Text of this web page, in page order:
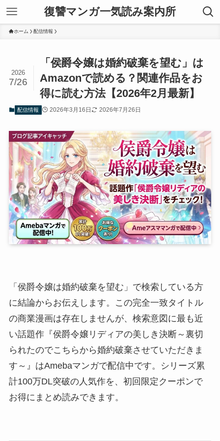
復讐マンガ一気読み案内所
ホーム 配信情報
「侯爵令嬢は婚約破棄を望む」は
Amazonで読める？関連作品をお
得に読む方法【2026年2月最新】
2026
7/26
配信情報 2026年3月16日 2026年7月26日
「侯爵令嬢は婚約破棄を望む」で検索している方
に結論からお伝えします。この完全一致タイトル
の商業漫画は存在しませんが、検索意図に最も近
い話題作『侯爵令嬢リディアの美しき決断～裏切
られたのでこちらから婚約破棄させていただきま
す～』はAmebaマンガで配信中です。シリーズ累
計100万DL突破の人気作を、初回限定クーポンで
お得にまとめ読みできます。